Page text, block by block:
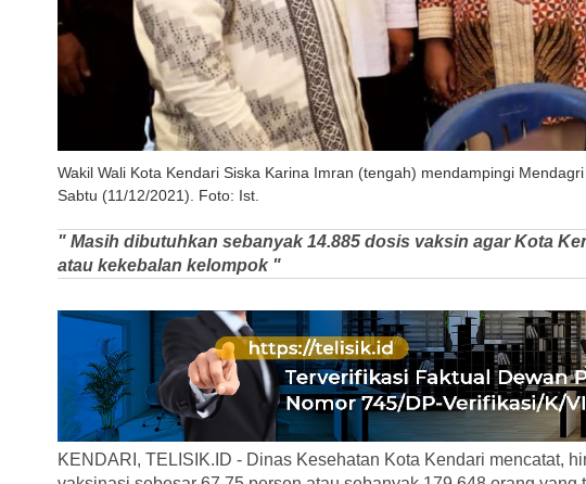
Wakil Wali Kota Kendari Siska Karina Imran (tengah) mendampingi
Sabtu (11/12/2021). Foto: Ist.
" Masih dibutuhkan sebanyak 14.885 dosis vaksin agar Kota
atau kekebalan kelompok "
KENDARI, TELISIK.ID - Dinas Kesehatan Kota Kendari mencatat,